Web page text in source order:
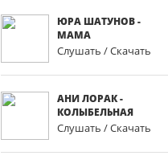
ЮРА ШАТУНОВ -
МАМА
Слушать / Скачать
АНИ ЛОРАК -
КОЛЫБЕЛЬНАЯ
Слушать / Скачать